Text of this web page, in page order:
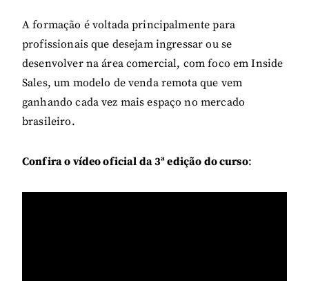
A formação é voltada principalmente para
profissionais que desejam ingressar ou se
desenvolver na área comercial, com foco em Inside
Sales, um modelo de venda remota que vem
ganhando cada vez mais espaço no mercado
brasileiro.
Confira o vídeo oficial da 3ª edição do curso: